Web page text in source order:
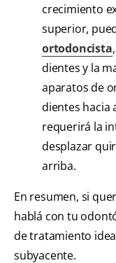
crecimiento
superior,
ortodoncista
dientes y la
aparatos de
dientes hacia
requerirá la
desplazar
arriba.
En resumen, si
hablá con tu
de tratamiento
subyacente.